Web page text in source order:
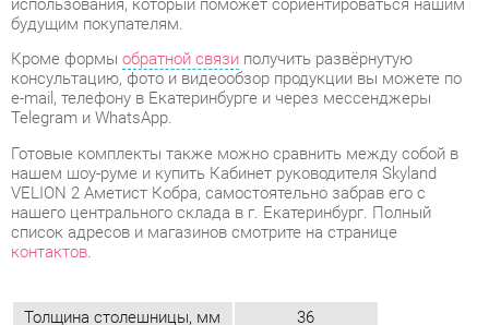
Готовые комплекты также можно сравнить между собой в
VELION 2 Аметист Кобра, самостоятельно забрав его с
нашего центрального склада в г. Екатеринбург. Полный
список адресов и магазинов смотрите на странице
контактов.
Толщина столешницы, мм
36
Типы столов
Прямоугольные
Тумбы
Без замка
Стиль мебели
Современный